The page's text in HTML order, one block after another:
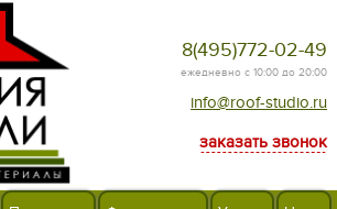
8(495)772-02-49
ежедневно с 10:00 до 20:00
info@roof-studio.ru
заказать звонок